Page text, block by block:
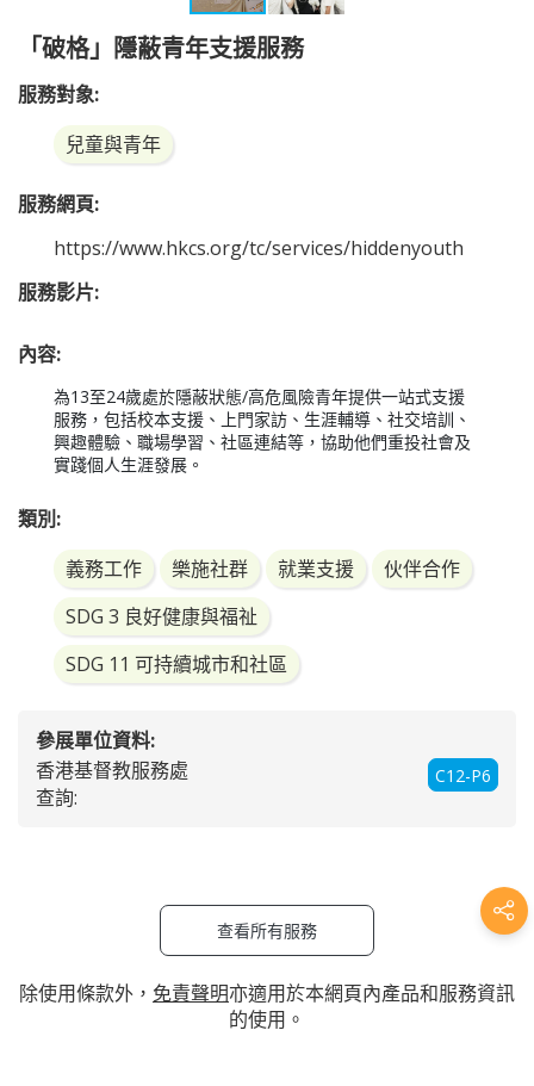
「破格」隱蔽青年支援服務
服務對象:
兒童與青年
服務網頁:
https://www.hkcs.org/tc/services/hiddenyouth
服務影片:
內容:
為13至24歲處於隱蔽狀態/高危風險青年提供一站式支援
服務，包括校本支援、上門家訪、生涯輔導、社交培訓、
興趣體驗、職場學習、社區連結等，協助他們重投社會及
實踐個人生涯發展。
類別:
義務工作
樂施社群 就業支援
伙伴合作
SDG 3 良好健康與福祉
SDG 11 可持續城市和社區
參展單位資料:
C12-P6
香港基督教服務處
查詢:
查看所有服務
除使用條款外， 免責聲明亦適用於本網頁內產品和服務資訊
的使用。